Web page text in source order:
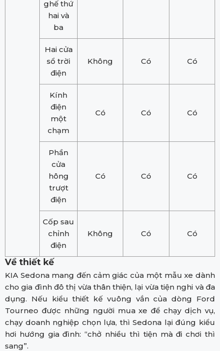
ghế thứ
hai và
ba
Hai cửa
sổ trời
điện
Không Có Có
Kính
điện
một
chạm
Có Có Có
Phần
cửa
hông
trượt
điện
Có Có Có
Cốp sau
chỉnh
điện
Không Có Có
Về thiết kế
KIA Sedona mang đến cảm giác của một mẫu xe dành
cho gia đình đô thị vừa thân thiện, lại vừa tiện nghi và đa
dụng. Nếu kiểu thiết kế vuông vắn của dòng Ford
Tourneo được những người mua xe để chạy dịch vụ,
chạy doanh nghiệp chọn lựa, thì Sedona lại đúng kiểu
hơi hướng gia đình: “chở nhiều thì tiện mà đi chơi thì
sang”.